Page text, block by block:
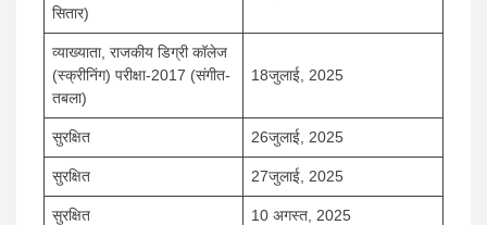
सितार)
व्याख्याता, राजकीय डिग्री कॉलेज
(स्क्रीनिंग) परीक्षा-2017 (संगीत-
तबला)
18जुलाई, 2025
सुरक्षित 26जुलाई, 2025
सुरक्षित 27जुलाई, 2025
सुरक्षित 10 अगस्त, 2025